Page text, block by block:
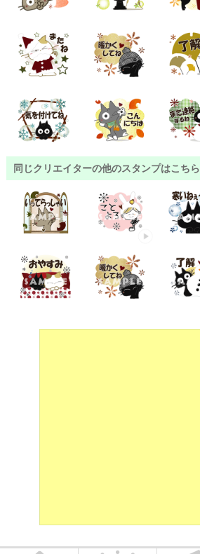
同じクリエイターの他のスタンプはこちら